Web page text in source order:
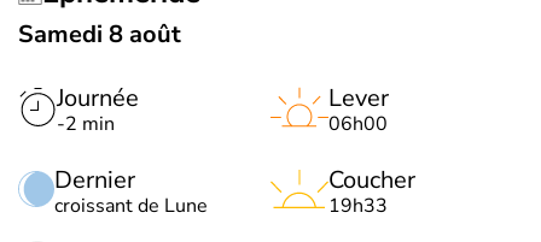
Samedi 8 août
Journée
-2 min
Dernier
croissant de Lune
Lever
06h00
Coucher
19h33